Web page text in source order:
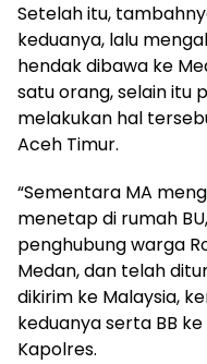
Setelah itu,
keduanya, lalu
hendak dibawa ke
satu orang, selain itu
melakukan hal
Aceh Timur.
“Sementara MA
menetap di rumah
penghubung warga
Medan, dan telah
dikirim ke Malaysia,
keduanya serta BB
Kapolres.